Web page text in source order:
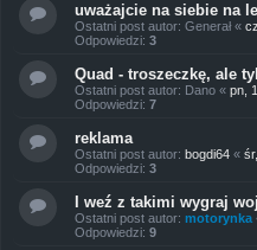
uważajcie na siebie na
Ostatni post autor: Generał«
Odpowiedzi: 3
Quad - troszeczkę, ale
Ostatni post autor: Dano « pn,
Odpowiedzi: 7
reklama
Ostatni post autor: bogdi64 «
Odpowiedzi: 3
I weź z takimi wygraj
Ostatni post autor: motorynka
Odpowiedzi: 9